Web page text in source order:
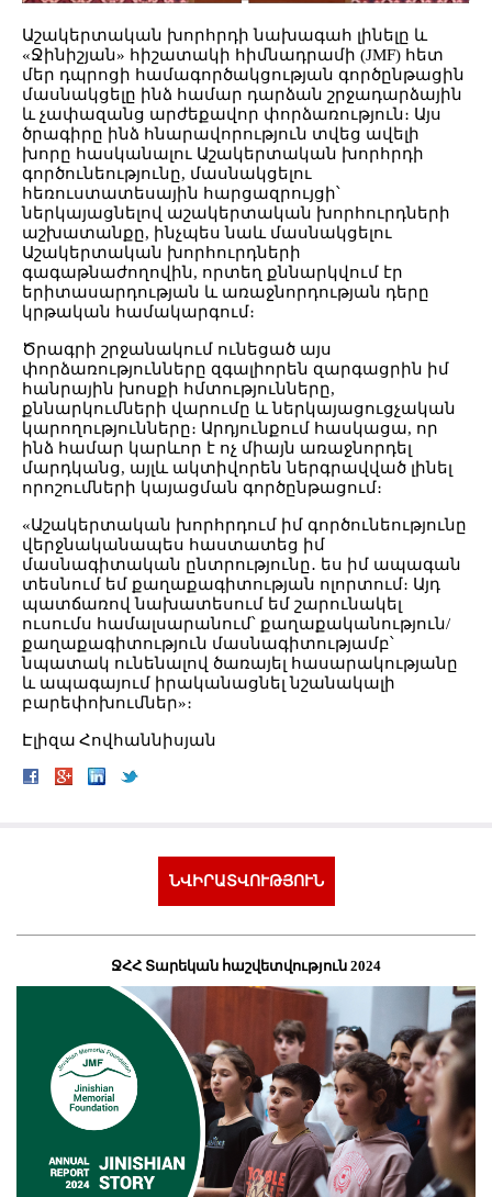
Աշակերտական խորհրդի նախագահ լինելը և
«Ջինիշյան» հիշատակի հիմնադրամի (JMF) հետ
մեր դպրոցի համագործակցության գործընթացին
մասնակցելը ինձ համար դարձան շրջադարձային
և չափազանց արժեքավոր փորձառություն։ Այս
ծրագիրը ինձ հնարավորություն տվեց ավելի
խորը հասկանալու Աշակերտական խորհրդի
գործունեությունը, մասնակցելու
հեռուստատեսային հարցազրույցի՝
ներկայացնելով աշակերտական խորհուրդների
աշխատանքը, ինչպես նաև մասնակցելու
Աշակերտական խորհուրդների
գագաթնաժողովին, որտեղ քննարկվում էր
երիտասարդության և առաջնորդության դերը
կրթական համակարգում։
Ծրագրի շրջանակում ունեցած այս
փորձառությունները զգալիորեն զարգացրին իմ
հանրային խոսքի հմտությունները,
քննարկումների վարումը և ներկայացուցչական
կարողությունները։ Արդյունքում հասկացա, որ
ինձ համար կարևոր է ոչ միայն առաջնորդել
մարդկանց, այլև ակտիվորեն ներգրավված լինել
որոշումների կայացման գործընթացում։
«Աշակերտական խորհրդում իմ գործունեությունը
վերջնականապես հաստատեց իմ
մասնագիտական ընտրությունը․ ես իմ ապագան
տեսնում եմ քաղաքագիտության ոլորտում։ Այդ
պատճառով նախատեսում եմ շարունակել
ուսումս համալսարանում՝ քաղաքականություն/
քաղաքագիտություն մասնագիտությամբ՝
նպատակ ունենալով ծառայել հասարակությանը
և ապագայում իրականացնել նշանակալի
բարեփոխումներ»։
Էլիզա Հովհաննիսյան
ՆՎԻՐԱՏՎՈՒԹՅՈՒՆ
ՋՀՀ Տարեկան հաշվետվություն 2024